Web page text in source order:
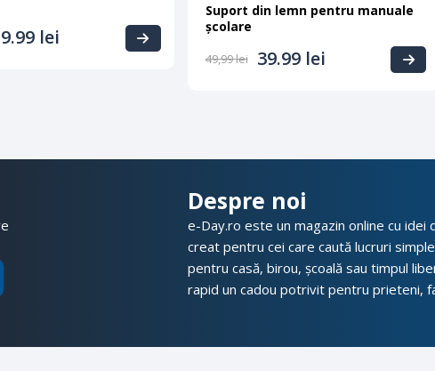
lei
Suport din lemn pentru manuale
școlare
49,99lei 39.99 lei
Despre noi
e-Day.ro este un magazin online cu
creat pentru cei care caută lucruri
pentru casă, birou, școală sau timpul
rapid un cadou potrivit pentru prieteni,